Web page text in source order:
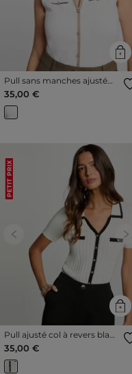
Pull sans manches ajusté
blanc femme
35,00 €
PETIT PRIX
Previous
Pull ajusté col à revers blanc
femme
35,00 €